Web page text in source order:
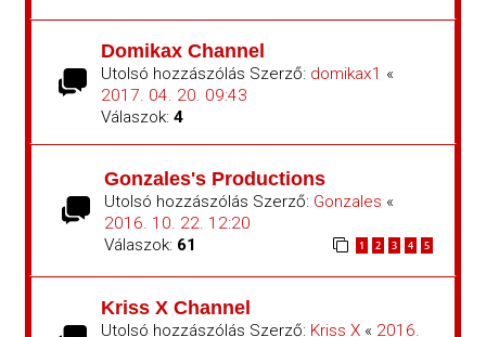
Domikax Channel
Utolsó hozzászólás Szerző: domikax1 «
2017. 04. 20. 09:43
Válaszok: 4
Gonzales's Productions
Utolsó hozzászólás Szerző: Gonzales «
2016. 10. 22. 12:20
Válaszok: 61 1 2 3 4 5
Kriss X Channel
Utolsó hozzászólás Szerző: Kriss X« 2016.